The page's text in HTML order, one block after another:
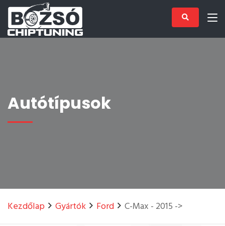
Autótípusok
Kezdőlap Gyártók Ford C-Max - 2015 ->